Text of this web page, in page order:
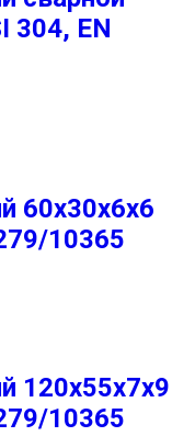
304, EN
60х30х6х6
10365
120х55х7х9
10365